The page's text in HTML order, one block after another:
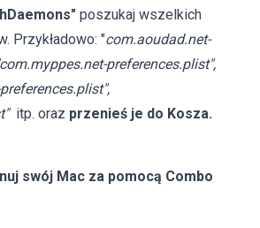
poszukaj wszelkich
Przykładowo: "com.aoudad.net-
preferences.plist",
itp. oraz przenieś je do Kosza.
swój Mac za pomocą Combo